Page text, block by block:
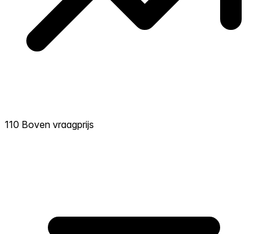
110 Boven vraagprijs